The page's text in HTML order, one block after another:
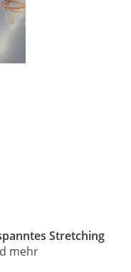
Stretching
mehr